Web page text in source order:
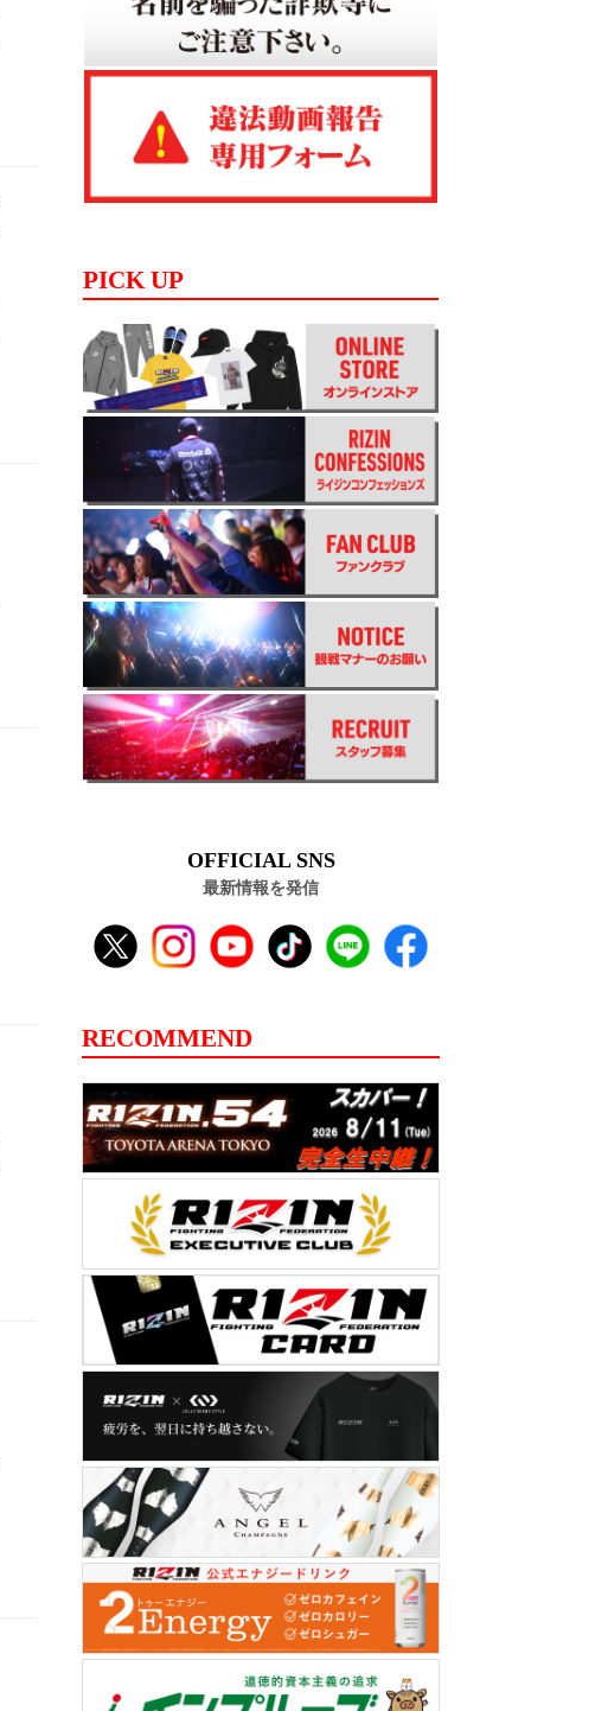
PICK UP
OFFICIAL SNS
最新情報を発信
RECOMMEND